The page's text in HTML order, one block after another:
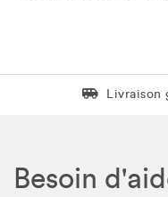
Livraison
Livraison
Besoin